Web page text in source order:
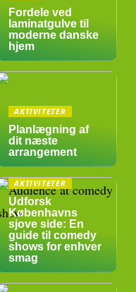
Fordele ved
laminatgulve til
moderne danske
hjem
AKTIVITETER
Planlægning af
dit næste
arrangement
AKTIVITETER
Udforsk
Københavns
sjove side: En
guide til comedy
shows for enhver
smag